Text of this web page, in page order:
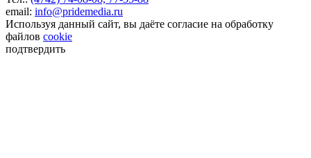
email: info@pridemedia.ru
Используя данный сайт, вы даёте согласие на обработку
файлов cookie
подтвердить